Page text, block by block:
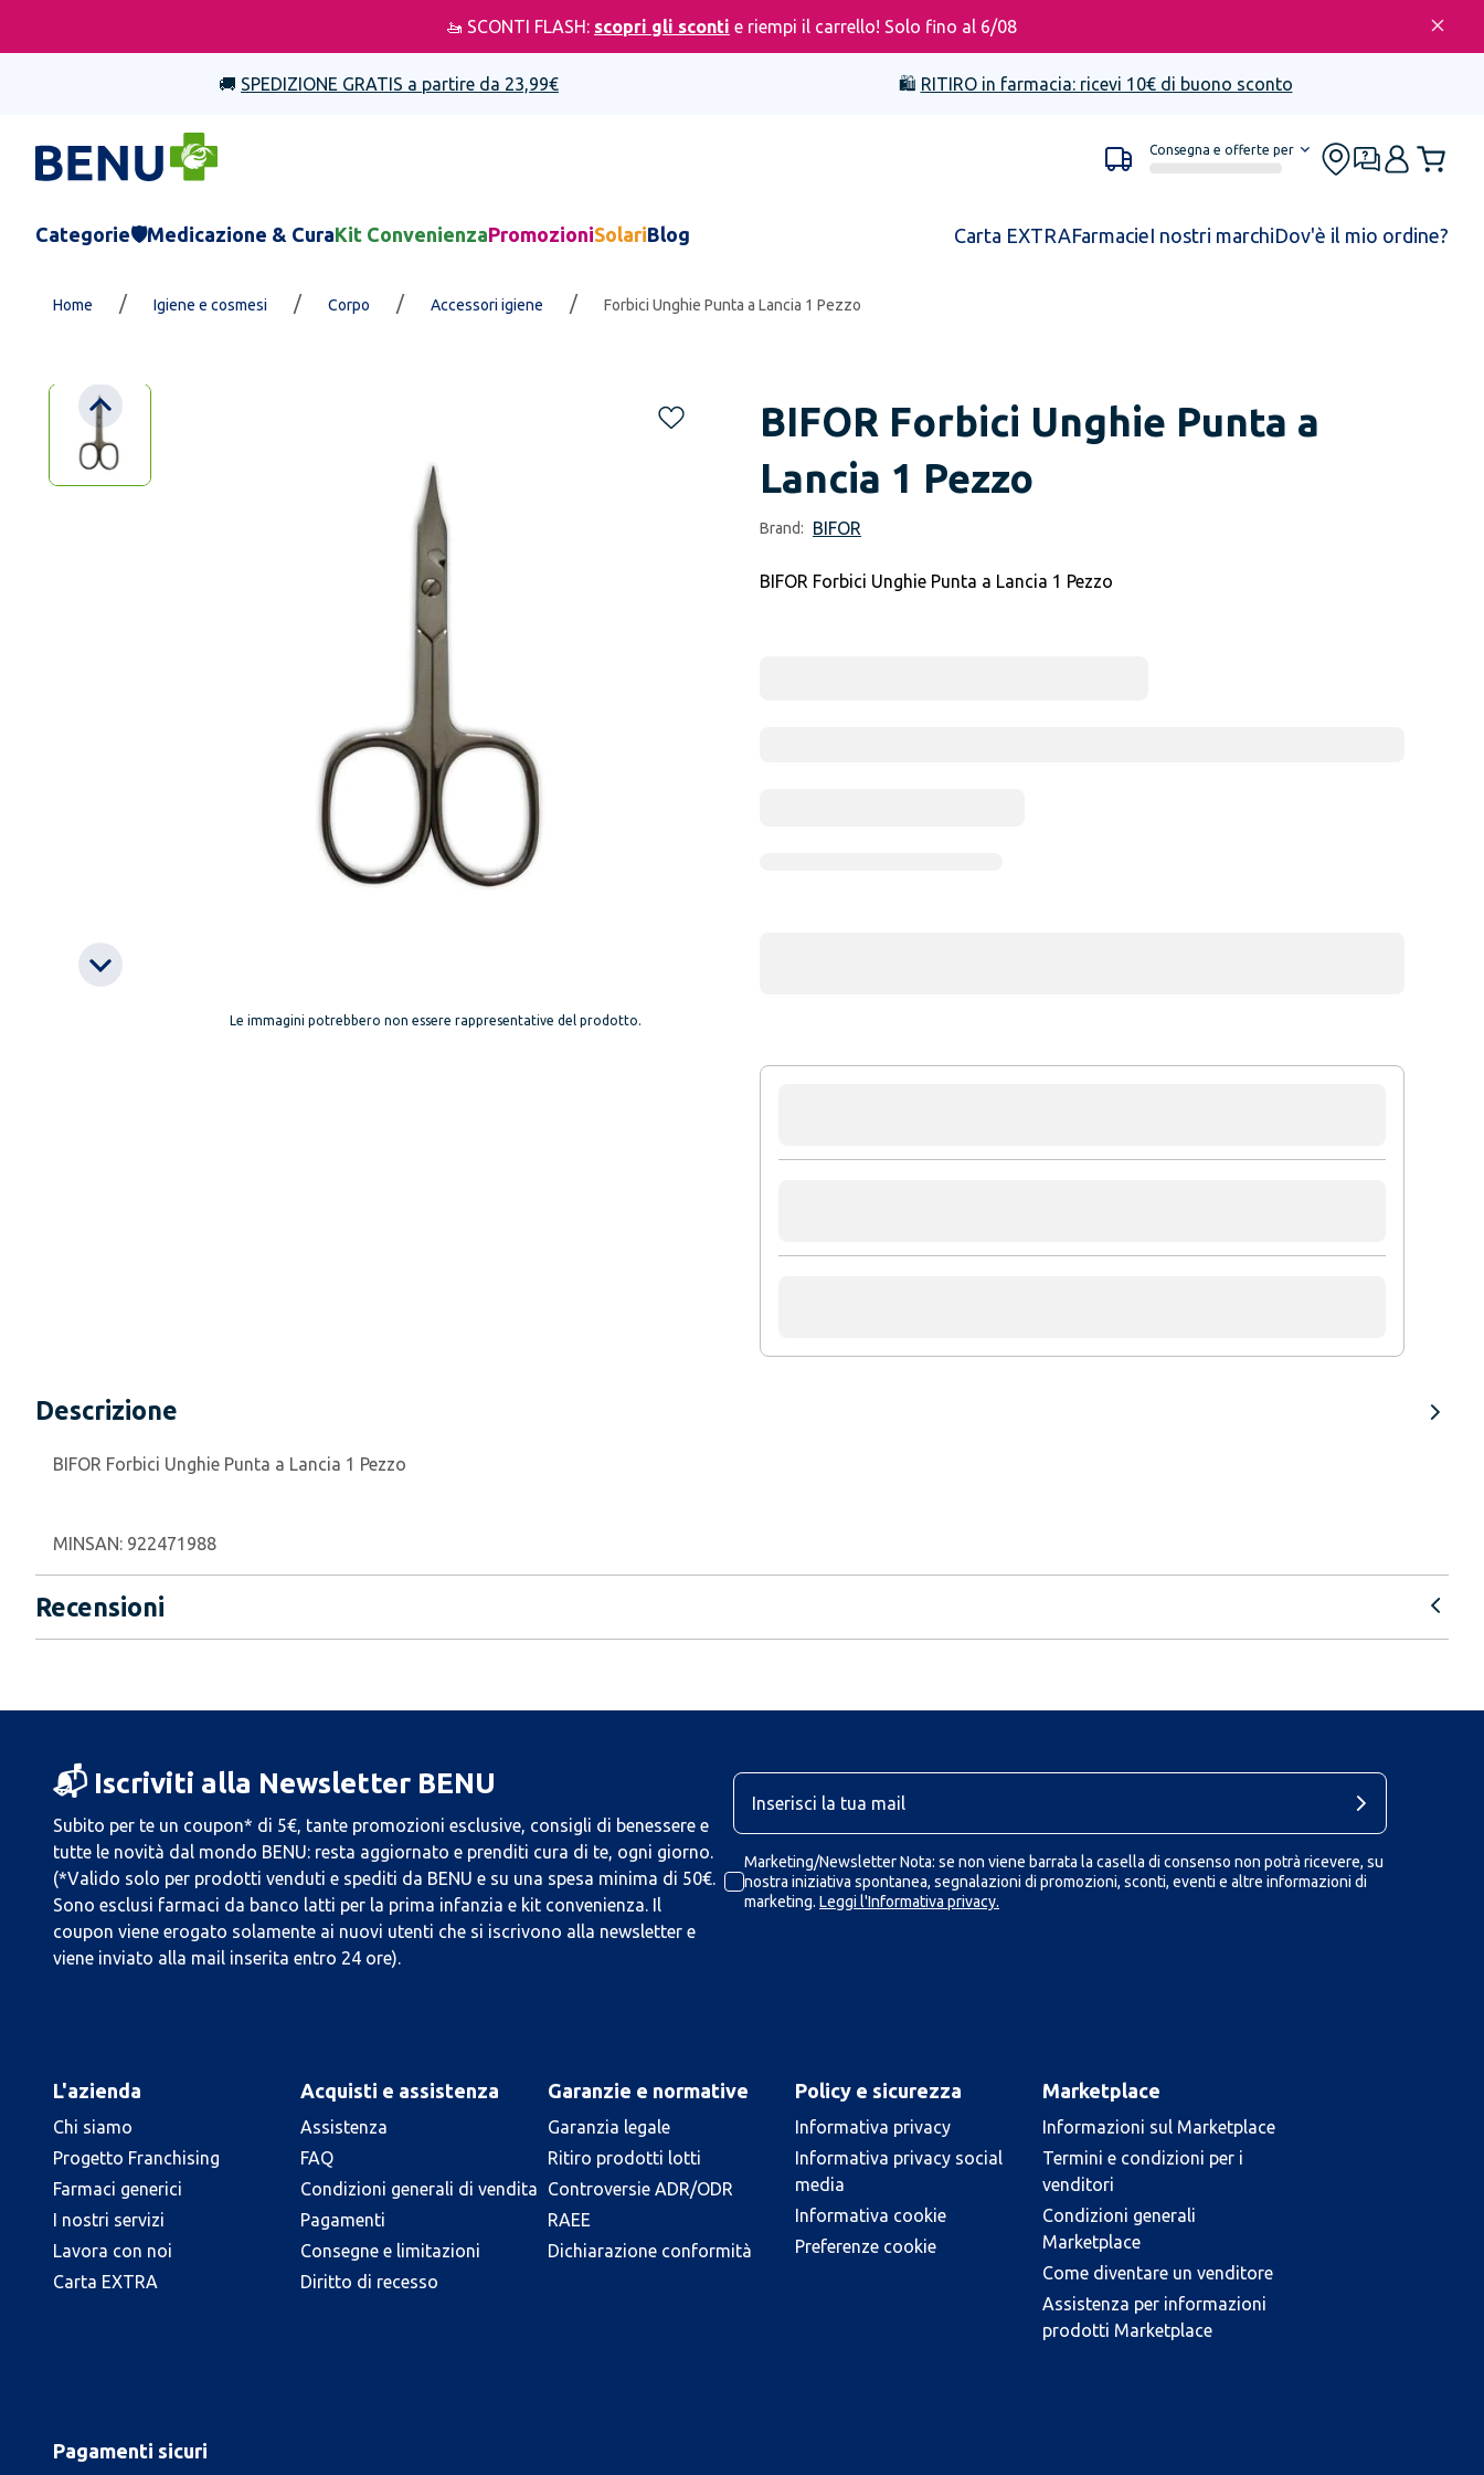
🚤 SCONTI FLASH: scopri gli sconti e riempi il carrello! Solo fino al 6/08
🚚 SPEDIZIONE GRATIS a partire da 23,99€ 🛍️ RITIRO in farmacia: ricevi 10€ di buono sconto
Consegna e offerte per
Categorie🛡️Medicazione & CuraKit ConvenienzaPromozioniSolariBlog Carta EXTRAFarmacieI nostri marchiDov'è il mio ordine?
Home / Igiene e cosmesi / Corpo / Accessori igiene / Forbici Unghie Punta a Lancia 1 Pezzo
Le immagini potrebbero non essere rappresentative del prodotto.
BIFOR Forbici Unghie Punta a
Lancia 1 Pezzo
Brand: BIFOR
BIFOR Forbici Unghie Punta a Lancia 1 Pezzo
Descrizione
BIFOR Forbici Unghie Punta a Lancia 1 Pezzo
MINSAN: 922471988
Recensioni
📬 Iscriviti alla Newsletter BENU
Subito per te un coupon* di 5€, tante promozioni esclusive, consigli di benessere e
tutte le novità dal mondo BENU: resta aggiornato e prenditi cura di te, ogni giorno.
(*Valido solo per prodotti venduti e spediti da BENU e su una spesa minima di 50€.
Sono esclusi farmaci da banco latti per la prima infanzia e kit convenienza. Il
coupon viene erogato solamente ai nuovi utenti che si iscrivono alla newsletter e
viene inviato alla mail inserita entro 24 ore).
Marketing/Newsletter Nota: se non viene barrata la casella di consenso non potrà ricevere, su
nostra iniziativa spontanea, segnalazioni di promozioni, sconti, eventi e altre informazioni di
marketing. Leggi l'Informativa privacy.
L'azienda
Chi siamo
Progetto Franchising
Farmaci generici
I nostri servizi
Lavora con noi
Carta EXTRA
Acquisti e assistenza
Assistenza
FAQ
Condizioni generali di vendita
Pagamenti
Consegne e limitazioni
Diritto di recesso
Garanzie e normative
Garanzia legale
Ritiro prodotti lotti
Controversie ADR/ODR
RAEE
Dichiarazione conformità
Policy e sicurezza
Informativa privacy
Informativa privacy social
media
Informativa cookie
Preferenze cookie
Marketplace
Informazioni sul Marketplace
Termini e condizioni per i
venditori
Condizioni generali
Marketplace
Come diventare un venditore
Assistenza per informazioni
prodotti Marketplace
Pagamenti sicuri